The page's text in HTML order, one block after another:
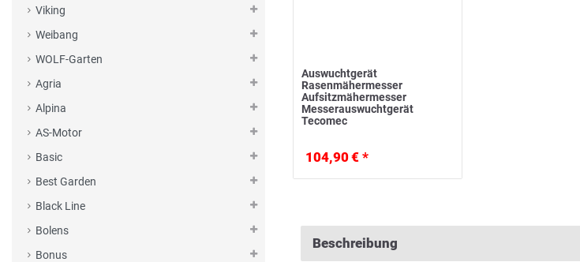
Viking
Weibang
WOLF-Garten
Agria
Alpina
AS-Motor
Basic
Best Garden
Black Line
Bolens
Bonus
Auswuchtgerät
Rasenmähermesser
Aufsitzmähermesser
Messerauswuchtgerät
Tecomec
104,90 € *
Beschreibung